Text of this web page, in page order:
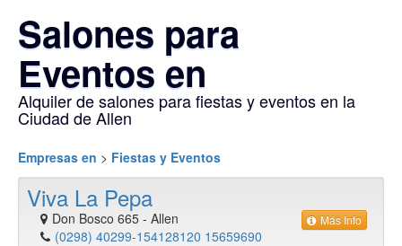
Salones para
Eventos en
Alquiler de salones para fiestas y eventos en la
Ciudad de Allen
Empresas en > Fiestas y Eventos
Viva La Pepa
Don Bosco 665 - Allen
(0298) 40299-154128120 15659690
Más Info